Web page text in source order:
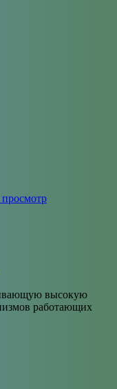
высокую
работающих